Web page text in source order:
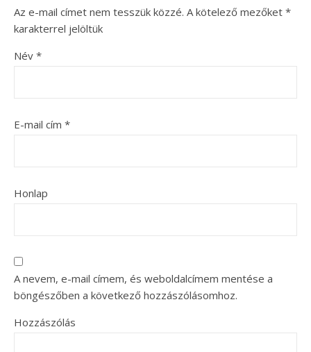
Az e-mail címet nem tesszük közzé. A kötelező mezőket *
karakterrel jelöltük
Név *
E-mail cím *
Honlap
A nevem, e-mail címem, és weboldalcímem mentése a
böngészőben a következő hozzászólásomhoz.
Hozzászólás